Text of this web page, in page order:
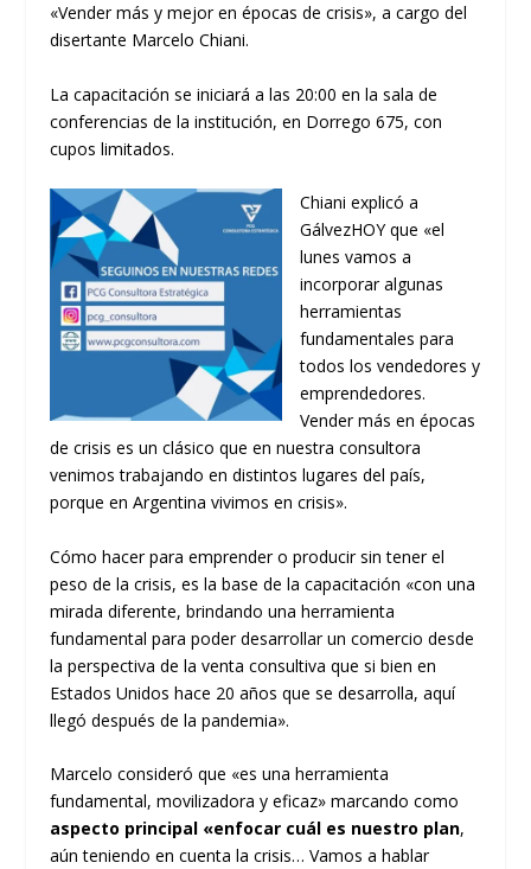
«Vender más y mejor en épocas de crisis», a cargo del
disertante Marcelo Chiani.
La capacitación se iniciará a las 20:00 en la sala de
conferencias de la institución, en Dorrego 675, con
cupos limitados.
Chiani explicó a
GálvezHOY que «el
lunes vamos a
incorporar algunas
herramientas
fundamentales para
todos los vendedores y
emprendedores.
Vender más en épocas
de crisis es un clásico que en nuestra consultora
venimos trabajando en distintos lugares del país,
porque en Argentina vivimos en crisis».
Cómo hacer para emprender o producir sin tener el
peso de la crisis, es la base de la capacitación «con una
mirada diferente, brindando una herramienta
fundamental para poder desarrollar un comercio desde
la perspectiva de la venta consultiva que si bien en
Estados Unidos hace 20 años que se desarrolla, aquí
llegó después de la pandemia».
Marcelo consideró que «es una herramienta
fundamental, movilizadora y eficaz» marcando como
aspecto principal «enfocar cuál es nuestro plan,
aún teniendo en cuenta la crisis… Vamos a hablar